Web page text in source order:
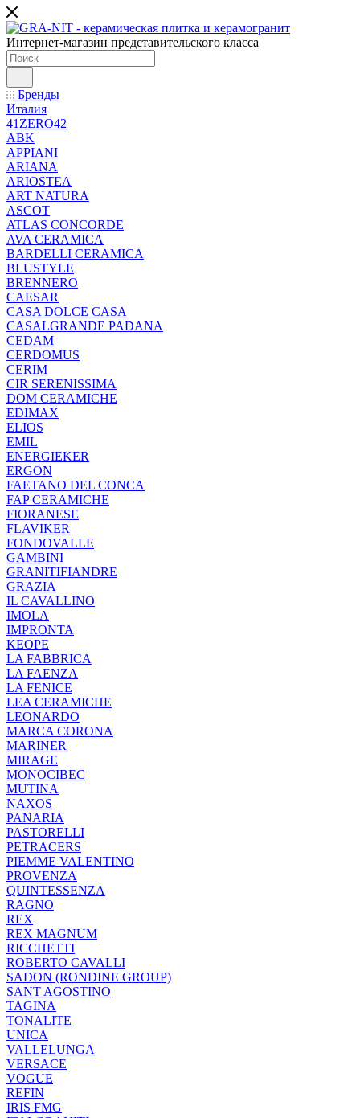
Интернет-магазин представительского класса
Бренды
Италия
41ZERO42
ABK
APPIANI
ARIANA
ARIOSTEA
ART NATURA
ASCOT
ATLAS CONCORDE
AVA CERAMICA
BARDELLI CERAMICA
BLUSTYLE
BRENNERO
CAESAR
CASA DOLCE CASA
CASALGRANDE PADANA
CEDAM
CERDOMUS
CERIM
CIR SERENISSIMA
DOM CERAMICHE
EDIMAX
ELIOS
EMIL
ENERGIEKER
ERGON
FAETANO DEL CONCA
FAP CERAMICHE
FIORANESE
FLAVIKER
FONDOVALLE
GAMBINI
GRANITIFIANDRE
GRAZIA
IL CAVALLINO
IMOLA
IMPRONTA
KEOPE
LA FABBRICA
LA FAENZA
LA FENICE
LEA CERAMICHE
LEONARDO
MARCA CORONA
MARINER
MIRAGE
MONOCIBEC
MUTINA
NAXOS
PANARIA
PASTORELLI
PETRACERS
PIEMME VALENTINO
PROVENZA
QUINTESSENZA
RAGNO
REX
REX MAGNUM
RICCHETTI
ROBERTO CAVALLI
SADON (RONDINE GROUP)
SANT AGOSTINO
TAGINA
TONALITE
UNICA
VALLELUNGA
VERSACE
VOGUE
REFIN
IRIS FMG